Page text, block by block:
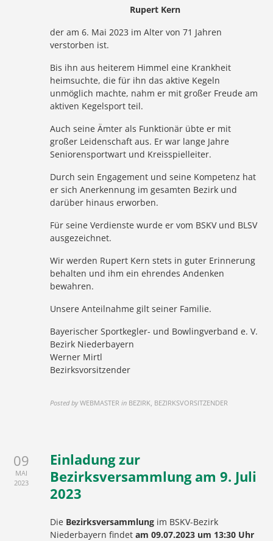
Rupert Kern
der am 6. Mai 2023 im Alter von 71 Jahren
verstorben ist.
Bis ihn aus heiterem Himmel eine Krankheit
heimsuchte, die für ihn das aktive Kegeln
unmöglich machte, nahm er mit großer Freude am
aktiven Kegelsport teil.
Auch seine Ämter als Funktionär übte er mit
großer Leidenschaft aus. Er war lange Jahre
Seniorensportwart und Kreisspielleiter.
Durch sein Engagement und seine Kompetenz hat
er sich Anerkennung im gesamten Bezirk und
darüber hinaus erworben.
Für seine Verdienste wurde er vom BSKV und BLSV
ausgezeichnet.
Wir werden Rupert Kern stets in guter Erinnerung
behalten und ihm ein ehrendes Andenken
bewahren.
Unsere Anteilnahme gilt seiner Familie.
Bayerischer Sportkegler- und Bowlingverband e. V.
Bezirk Niederbayern
Werner Mirtl
Bezirksvorsitzender
Posted by WEBMASTER in BEZIRK, BEZIRKSVORSITZENDER
09
MAI
2023
Einladung zur
Bezirksversammlung am 9. Juli
2023
Die Bezirksversammlung im BSKV-Bezirk
Niederbayern findetam 09.07.2023 um 13:30 Uhr